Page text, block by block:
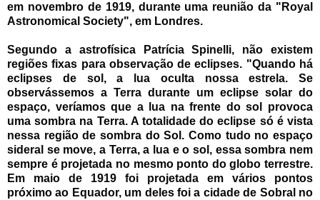
em novembro de 1919, durante uma reunião da "Royal
Astronomical Society", em Londres.
Segundo a astrofísica Patrícia Spinelli, não existem
regiões fixas para observação de eclipses. "Quando há
eclipses de sol, a lua oculta nossa estrela. Se
observássemos a Terra durante um eclipse solar do
espaço, veríamos que a lua na frente do sol provoca
uma sombra na Terra. A totalidade do eclipse só é vista
nessa região de sombra do Sol. Como tudo no espaço
sideral se move, a Terra, a lua e o sol, essa sombra nem
sempre é projetada no mesmo ponto do globo terrestre.
Em maio de 1919 foi projetada em vários pontos
próximo ao Equador, um deles foi a cidade de Sobral no